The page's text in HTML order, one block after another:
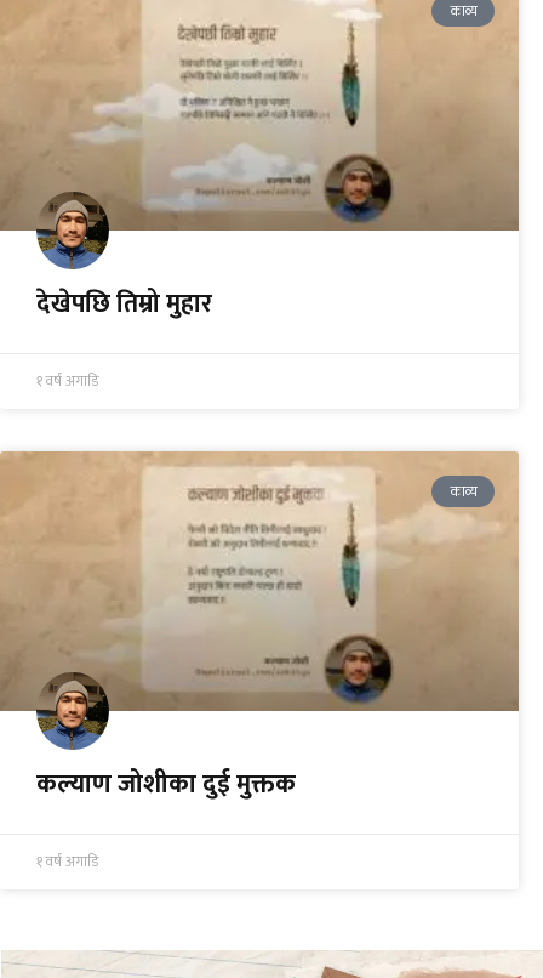
काव्य
देखेपछि तिम्रो मुहार
१ वर्ष अगाडि
काव्य
कल्याण जोशीका दुई मुक्तक
१ वर्ष अगाडि